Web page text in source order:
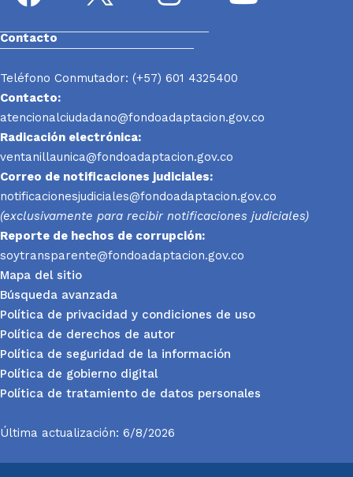
Contacto
Teléfono Conmutador: (+57) 601 4325400
Contacto:
atencionalciudadano@fondoadaptacion.gov.co
Radicación electrónica:
ventanillaunica@fondoadaptacion.gov.co
Correo de notificaciones judiciales:
notificacionesjudiciales@fondoadaptacion.gov.co
(exclusivamente para recibir notificaciones judiciales)
Reporte de hechos de corrupción:
soytransparente@fondoadaptacion.gov.co
Mapa del sitio
Búsqueda avanzada
Política de privacidad y condiciones de uso
Política de derechos de autor
Política de seguridad de la información
Política de gobierno digital
Política de tratamiento de datos personales
Última actualización: 6/8/2026